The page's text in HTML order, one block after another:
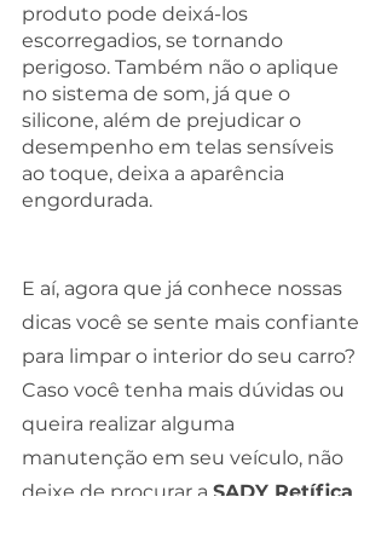
produto pode deixá-los
escorregadios, se tornando
perigoso. Também não o aplique
no sistema de som, já que o
silicone, além de prejudicar o
desempenho em telas sensíveis
ao toque, deixa a aparência
engordurada.
E aí, agora que já conhece nossas
dicas você se sente mais confiante
para limpar o interior do seu carro?
Caso você tenha mais dúvidas ou
queira realizar alguma
manutenção em seu veículo, não
deixe de procurar a SADY Retífica